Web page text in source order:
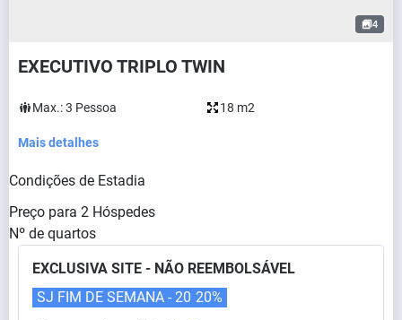
4
EXECUTIVO TRIPLO TWIN
Max.:3 Pessoa 18 m2
Mais detalhes
Condições de Estadia
Preço para 2 Hóspedes
Nº de quartos
EXCLUSIVA SITE - NÃO REEMBOLSÁVEL
SJ FIM DE SEMANA - 20 20%